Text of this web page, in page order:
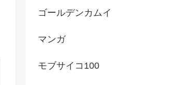
ゴールデンカムイ
マンガ
モブサイコ100